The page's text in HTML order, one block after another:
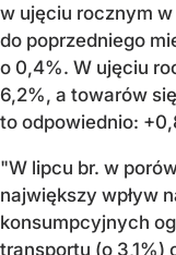
w ujęciu rocznym w
do poprzedniego
o 0,4%. W ujęciu
6,2%, a towarów
to odpowiednio:
"W lipcu br. w
największy wpływ
konsumpcyjnych
transportu (o 3,1%)